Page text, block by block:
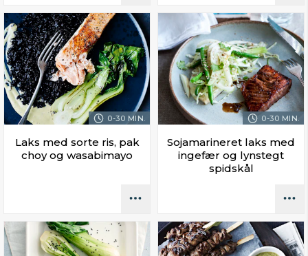
0-30 MIN.
Laks med sorte ris, pak
choy og wasabimayo
0-30 MIN.
Sojamarineret laks med
ingefær og lynstegt
spidskål